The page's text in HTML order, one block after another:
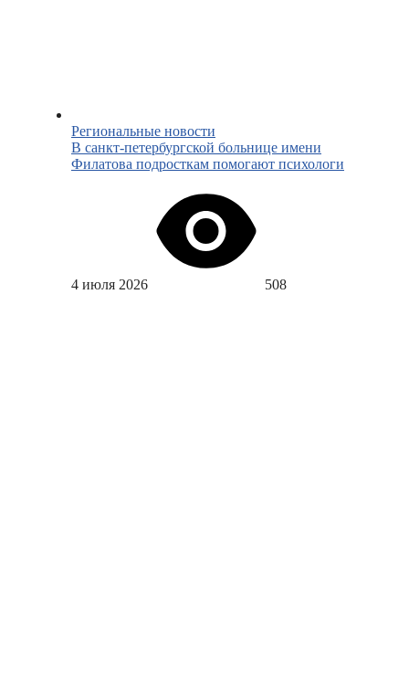
Региональные новости
В санкт-петербургской больнице имени
Филатова подросткам помогают психологи
4 июля 2026 508